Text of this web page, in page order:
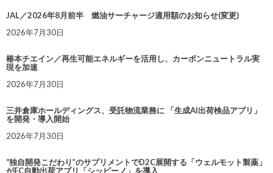
JAL／2026年8月前半 燃油サーチャージ適用額のお知らせ(変更)
2026年7月30日
椿本チエイン／再生可能エネルギーを活用し、カーボンニュートラル実
現を加速
2026年7月30日
三井倉庫ホールディングス、受託物流業務に 「生成AI出荷検品アプリ」
を開発・導入開始
2026年7月30日
“独自開発こだわり”のサプリメントでD2C展開する「ウェルモット製薬」
がEC自動出荷アプリ「シッピーノ」を導入